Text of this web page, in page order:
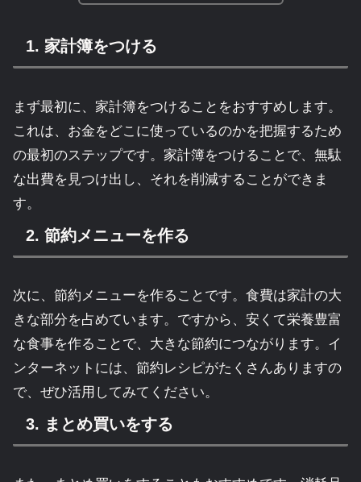
1. 家計簿をつける
まず最初に、家計簿をつけることをおすすめします。
これは、お金をどこに使っているのかを把握するため
の最初のステップです。家計簿をつけることで、無駄
な出費を見つけ出し、それを削減することができま
す。
2. 節約メニューを作る
次に、節約メニューを作ることです。食費は家計の大
きな部分を占めています。ですから、安くて栄養豊富
な食事を作ることで、大きな節約につながります。イ
ンターネットには、節約レシピがたくさんありますの
で、ぜひ活用してみてください。
3. まとめ買いをする